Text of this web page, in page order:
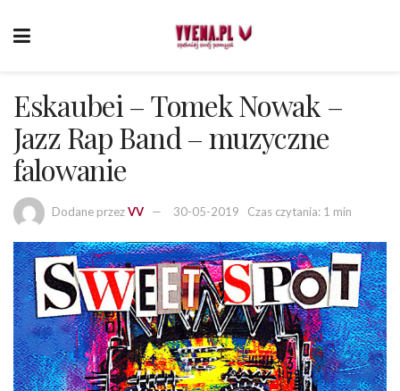
Eskaubei – Tomek Nowak –
Jazz Rap Band – muzyczne
falowanie
Dodane przezVV 30-05-2019 Czas czytania: 1 min